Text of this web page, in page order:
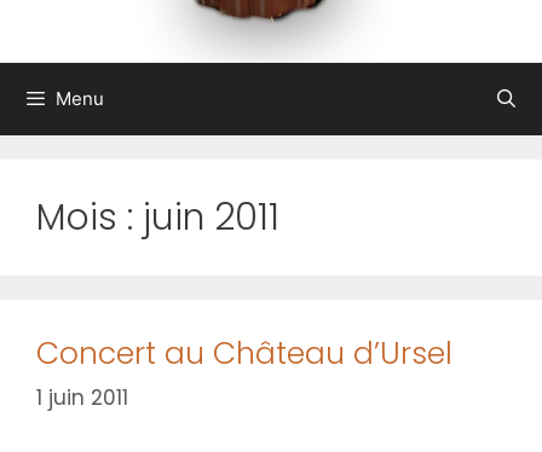
Menu
Mois : juin 2011
Concert au Château d’Ursel
1 juin 2011